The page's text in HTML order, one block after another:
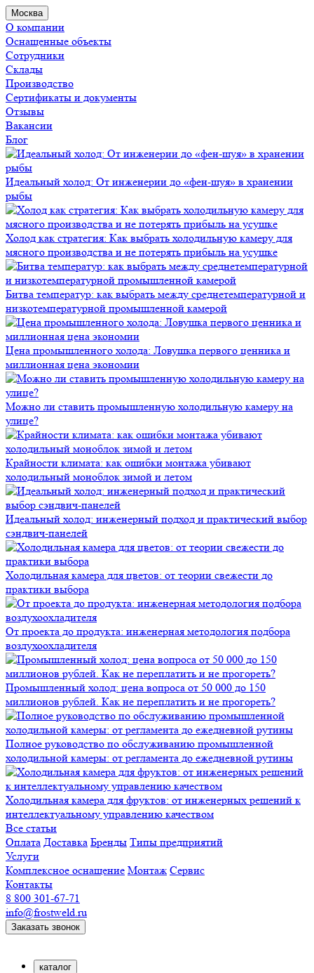
Москва
О компании
Оснащенные объекты
Сотрудники
Склады
Производство
Сертификаты и документы
Отзывы
Вакансии
Блог
Идеальный холод: От инженерии до «фен-шуя» в хранении
рыбы
Холод как стратегия: Как выбрать холодильную камеру для
мясного производства и не потерять прибыль на усушке
Битва температур: как выбрать между среднетемпературной и
низкотемпературной промышленной камерой
Цена промышленного холода: Ловушка первого ценника и
миллионная цена экономии
Можно ли ставить промышленную холодильную камеру на
улице?
Крайности климата: как ошибки монтажа убивают
холодильный моноблок зимой и летом
Идеальный холод: инженерный подход и практический выбор
сэндвич-панелей
Холодильная камера для цветов: от теории свежести до
практики выбора
От проекта до продукта: инженерная методология подбора
воздухоохладителя
Промышленный холод: цена вопроса от 50 000 до 150
миллионов рублей. Как не переплатить и не прогореть?
Полное руководство по обслуживанию промышленной
холодильной камеры: от регламента до ежедневной рутины
Холодильная камера для фруктов: от инженерных решений к
интеллектуальному управлению качеством
Все статьи
Оплата Доставка Бренды Типы предприятий
Услуги
Комплексное оснащение Монтаж Сервис
Контакты
8 800 301-67-71
info@frostweld.ru
Заказать звонок
каталог